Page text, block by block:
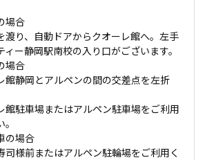
場合
渡り、自動ドアからクオーレ館へ。左手
ィー静岡駅南校の入り口がございます。
場合
館静岡とアルペンの間の交差点を左折
館駐車場またはアルペン駐車場をご利用
の場合
司様前またはアルペン駐輪場をご利用く